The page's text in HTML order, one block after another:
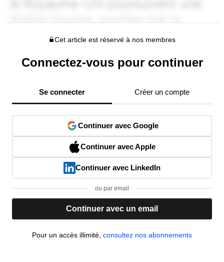
Cet article est réservé à nos membres
Connectez-vous pour continuer
Se connecter Créer un compte
Continuer avec Google
Continuer avec Apple
Continuer avec LinkedIn
ou par email
Continuer avec un email
Pour un accès illimité, consultez nos abonnements